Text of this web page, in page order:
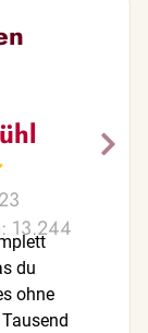
13.244
du
ohne